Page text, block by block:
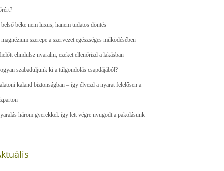
béke nem luxus, hanem tudatos döntés
szerepe a szervezet egészséges működésében
elindulsz nyaralni, ezeket ellenőrizd a lakásban
szabaduljunk ki a túlgondolás csapdájából?
kaland biztonságban – így élvezd a nyarat felelősen a
három gyerekkel: így lett végre nyugodt a pakolásunk